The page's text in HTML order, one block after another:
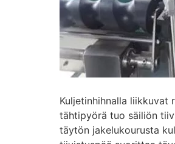
Kuljetinhihnalla
tähtipyörä tuo säiliön
täytön jakelukourusta